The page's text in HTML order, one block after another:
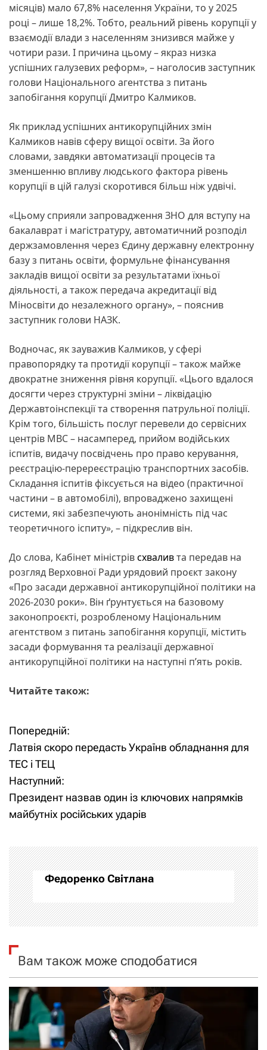
місяців) мало 67,8% населення України, то у 2025
році – лише 18,2%. Тобто, реальний рівень корупції у
взаємодії влади з населенням знизився майже у
чотири рази. І причина цьому – якраз низка
успішних галузевих реформ», – наголосив заступник
голови Національного агентства з питань
запобігання корупції Дмитро Калмиков.
Як приклад успішних антикорупційних змін
Калмиков навів сферу вищої освіти. За його
словами, завдяки автоматизації процесів та
зменшенню впливу людського фактора рівень
корупції в цій галузі скоротився більш ніж удвічі.
«Цьому сприяли запровадження ЗНО для вступу на
бакалаврат і магістратуру, автоматичний розподіл
держзамовлення через Єдину державну електронну
базу з питань освіти, формульне фінансування
закладів вищої освіти за результатами їхньої
діяльності, а також передача акредитації від
Міносвіти до незалежного органу», – пояснив
заступник голови НАЗК.
Водночас, як зауважив Калмиков, у сфері
правопорядку та протидії корупції – також майже
двократне зниження рівня корупції. «Цього вдалося
досягти через структурні зміни – ліквідацію
Державтоінспекції та створення патрульної поліції.
Крім того, більшість послуг перевели до сервісних
центрів МВС – насамперед, прийом водійських
іспитів, видачу посвідчень про право керування,
реєстрацію-перереєстрацію транспортних засобів.
Складання іспитів фіксується на відео (практичної
частини – в автомобілі), впроваджено захищені
системи, які забезпечують анонімність під час
теоретичного іспиту», – підкреслив він.
До слова, Кабінет міністрівсхваливта передав на
розгляд Верховної Ради урядовий проєкт закону
«Про засади державної антикорупційної політики на
2026-2030 роки». Він ґрунтується на базовому
законопроєкті, розробленому Національним
агентством з питань запобігання корупції, містить
засади формування та реалізації державної
антикорупційної політики на наступні пʼять років.
Читайте також:
Н
а
в
і
а
ц
і
а
п
и
Попередній:
Латвія скоро передасть Українв обладнання для
ТЕС і ТЕЦ
Наступний:
Президент назвав один із ключових напрямків
майбутніх російських ударів
Федоренко Світлана
Вам також може сподобатися